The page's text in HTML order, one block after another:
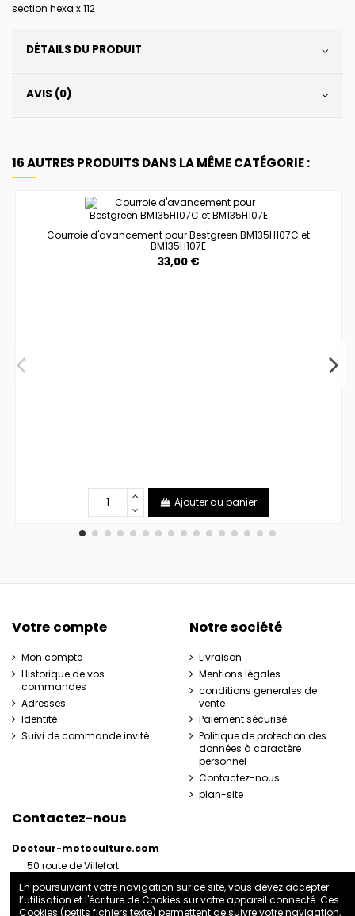
section hexa x 112
DÉTAILS DU PRODUIT
AVIS (0)
16 AUTRES PRODUITS DANS LA MÊME CATÉGORIE :
Courroie d'avancement pour Bestgreen BM135H107C et
BM135H107E
33,00 €
Ajouter au panier
Votre compte
Mon compte
Historique de vos
commandes
Adresses
Identité
Suivi de commande invité
Notre société
Livraison
Mentions légales
conditions generales de
vente
Paiement sécurisé
Politique de protection des
données à caractère
personnel
Contactez-nous
plan-site
Contactez-nous
Docteur-motoculture.com
50 route de Villefort
France
06 35 41 62 07
En poursuivant votre navigation sur ce site, vous devez accepter
l’utilisation et l'écriture de Cookies sur votre appareil connecté. Ces
Cookies (petits fichiers texte) permettent de suivre votre navigation,